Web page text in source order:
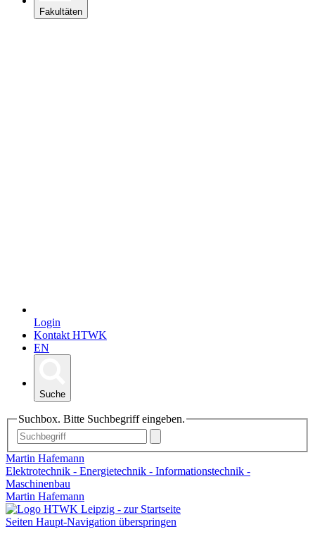
Fakultäten
Login
Kontakt HTWK
EN
Suche
Suchbox. Bitte Suchbegriff eingeben.
Martin Hafemann
Elektrotechnik - Energietechnik - Informationstechnik -
Maschinenbau
Martin Hafemann
Seiten Haupt-Navigation überspringen